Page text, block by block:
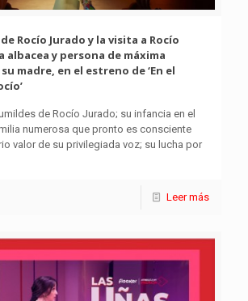
Rocío Jurado y la visita a Rocío
albacea y persona de máxima
madre, en el estreno de ‘En el
de Rocío Jurado; su infancia en el
numerosa que pronto es consciente
valor de su privilegiada voz; su lucha por
Leer más